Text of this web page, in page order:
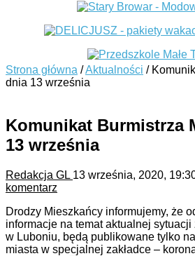
Strona główna /Aktualności /
dnia 13 września
Komunikat Burmistrza
13 września
Redakcja GL 13 września, 2020,
komentarz
Drodzy Mieszkańcy informujemy, że
informacje na temat aktualnej
w Luboniu, będą publikowane tylko
miasta w specjalnej zakładce –